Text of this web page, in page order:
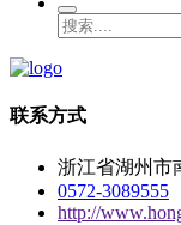
联系方式
浙江省湖州市
0572-3089555
http://